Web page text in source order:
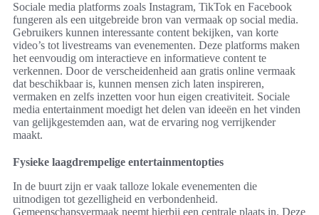
Sociale media platforms zoals Instagram, TikTok en Facebook
fungeren als een uitgebreide bron van vermaak op social media.
Gebruikers kunnen interessante content bekijken, van korte
video’s tot livestreams van evenementen. Deze platforms maken
het eenvoudig om interactieve en informatieve content te
verkennen. Door de verscheidenheid aan gratis online vermaak
dat beschikbaar is, kunnen mensen zich laten inspireren,
vermaken en zelfs inzetten voor hun eigen creativiteit. Sociale
media entertainment moedigt het delen van ideeën en het vinden
van gelijkgestemden aan, wat de ervaring nog verrijkender
maakt.
Fysieke laagdrempelige entertainmentopties
In de buurt zijn er vaak talloze lokale evenementen die
uitnodigen tot gezelligheid en verbondenheid.
Gemeenschapsvermaak neemt hierbij een centrale plaats in. Deze